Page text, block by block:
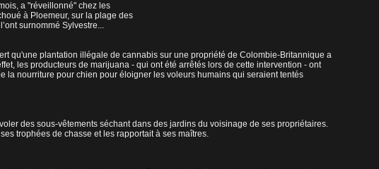
a "réveillonné" chez les
à Ploemeur, sur la plage des
surnommé Sylvestre...
qu'une plantation illégale de cannabis sur une propriété de Colombie-Britannique a
les producteurs de marijuana - qui ont été arrêtés lors de cette intervention - ont
la nourriture pour chien pour éloigner les voleurs humains qui seraient tentés
des sous-vêtements séchant dans des jardins du voisinage de ses propriétaires.
trophées de chasse et les rapportait à ses maîtres.